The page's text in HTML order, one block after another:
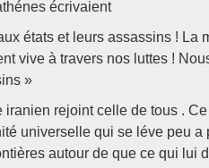
écrivaient
états et leurs assassins !
vive à travers nos luttes !
»
rejoint celle de tous .
universelle qui se léve peu
autour de que ce qui lui